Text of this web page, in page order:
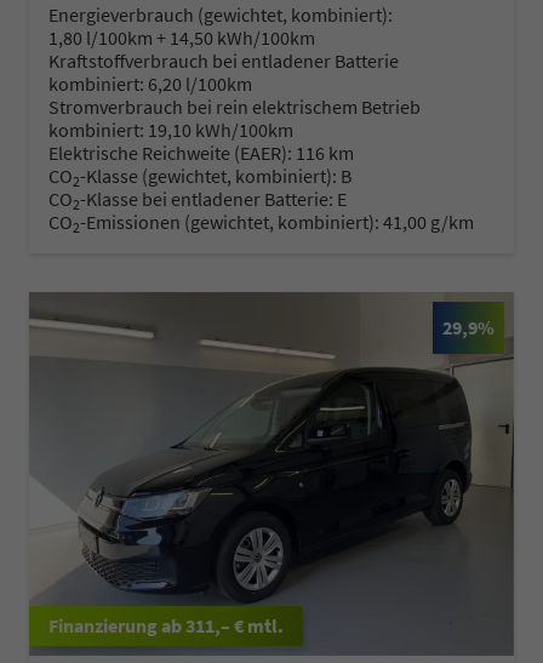
Energieverbrauch (gewichtet, kombiniert):
1,80 l/100km + 14,50 kWh/100km
Kraftstoffverbrauch bei entladener Batterie
kombiniert: 6,20 l/100km
Stromverbrauch bei rein elektrischem Betrieb
kombiniert: 19,10 kWh/100km
Elektrische Reichweite (EAER): 116 km
CO2-Klasse (gewichtet, kombiniert): B
CO2-Klasse bei entladener Batterie: E
CO2-Emissionen (gewichtet, kombiniert): 41,00 g/km
29,9%
ab 311,– € mtl.